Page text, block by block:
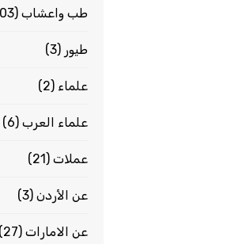
طب واعشاب (203)
طيور (3)
علماء (2)
علماء العرب (6)
عملات (21)
عن الأردن (3)
عن الامارات (27)